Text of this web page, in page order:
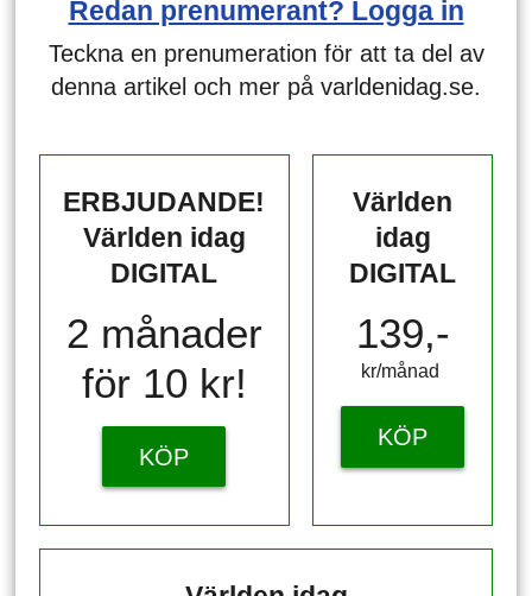
Redan prenumerant? Logga in
Teckna en prenumeration för att ta del av
denna artikel och mer på varldenidag.se.
ERBJUDANDE!
Världen idag
DIGITAL
2 månader
för 10 kr!
KÖP
Världen
idag
DIGITAL
139,-
kr/månad ​​​​​​
KÖP